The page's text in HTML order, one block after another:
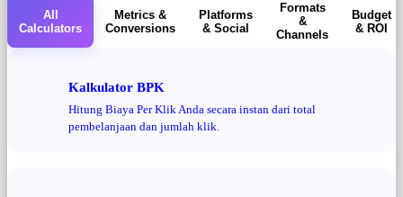
All
Calculators
Metrics &
Conversions
Platforms
& Social
Formats
&
Channels
Budget
& ROI
Kalkulator BPK
Hitung Biaya Per Klik Anda secara instan dari total
pembelanjaan dan jumlah klik.